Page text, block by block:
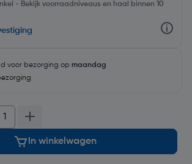
- Bekijk voorraadniveaus en haal binnen 10
voor bezorging op maandag
In winkelwagen